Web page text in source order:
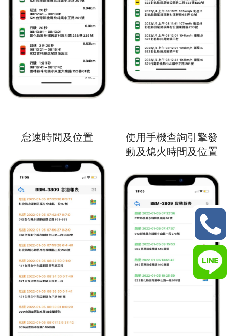
怠速時間及位置
使用手機查詢引擎發
動及熄火時間及位置